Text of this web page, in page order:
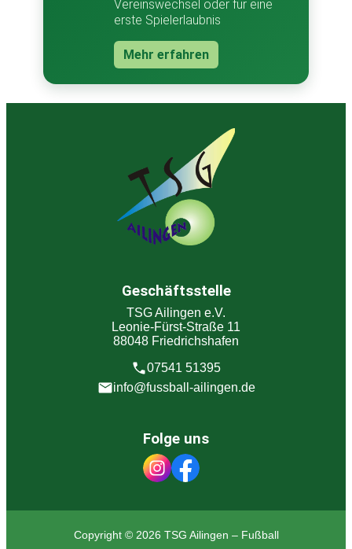
Vereinswechsel oder für eine
erste Spielerlaubnis
Mehr erfahren
Geschäftsstelle
TSG Ailingen e.V.
Leonie-Fürst-Straße 11
88048 Friedrichshafen
07541 51395
info@fussball-ailingen.de
Folge uns
Copyright © 2026 TSG Ailingen – Fußball